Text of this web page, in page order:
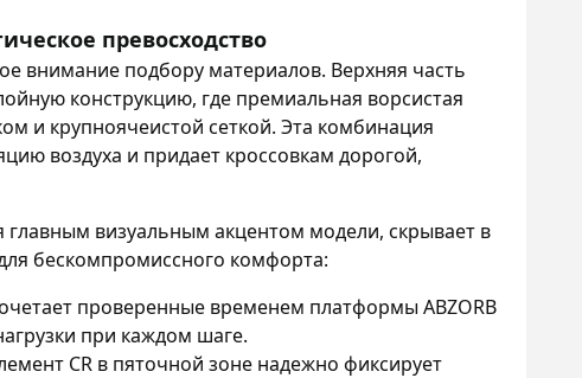
превосходство
внимание подбору материалов. Верхняя часть
конструкцию, где премиальная ворсистая
и крупноячеистой сеткой. Эта комбинация
воздуха и придает кроссовкам дорогой,
визуальным акцентом модели, скрывает в
бескомпромиссного комфорта:
проверенные временем платформы ABZORB
при каждом шаге.
CR в пяточной зоне надежно фиксирует